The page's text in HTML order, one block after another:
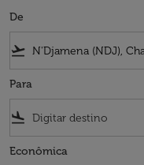
De
flight_takeoff
Para
flight_land
Econômica